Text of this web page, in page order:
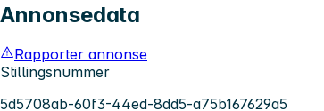
Annonsedata
Rapporter annonse
Stillingsnummer
5d5708ab-60f3-44ed-8dd5-a75b167629a5